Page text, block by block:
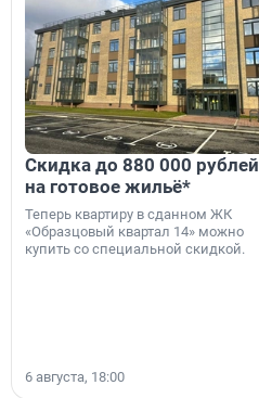
Скидка до 880 000 рублей
на готовое жильё*
Теперь квартиру в сданном ЖК
«Образцовый квартал 14» можно
купить со специальной скидкой.
6 августа, 18:00